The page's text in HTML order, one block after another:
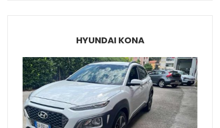
HYUNDAI KONA